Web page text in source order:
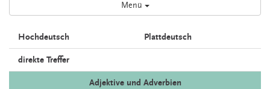
Menü
Hochdeutsch Plattdeutsch
direkte Treffer
Adjektive und Adverbien